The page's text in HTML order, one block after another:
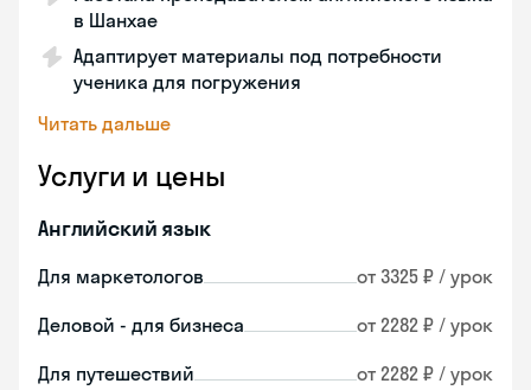
в Шанхае
Адаптирует материалы под потребности
ученика для погружения
Читать дальше
Услуги и цены
Английский язык
Для маркетологов от 3325 ₽ / урок
Деловой - для бизнеса от 2282 ₽ / урок
Для путешествий от 2282 ₽ / урок